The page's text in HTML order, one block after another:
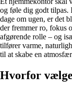
og føle dig godt tilpas.
dage om ugen, er det
der fremmer ro, fokus
afgørende rolle – og
tilfører varme,
til at skabe en
Hvorfor